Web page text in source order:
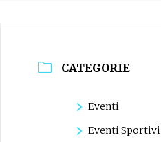
CATEGORIE
Eventi
Eventi Sportivi